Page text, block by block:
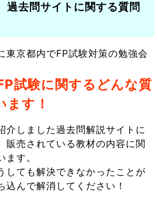
過去問サイトに関する質問
東京都内でFP試験対策の勉強会
試験に関するどんな質
す！
介しました過去問解説サイトに
販売されている教材の内容に関
す。
しても解決できなかったことが
込んで解消してください！